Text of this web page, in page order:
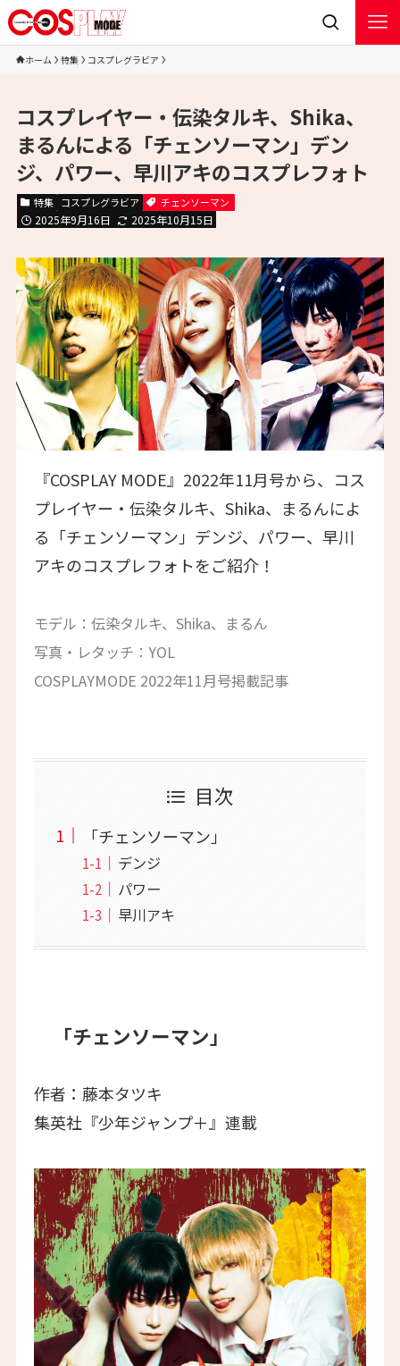
ホーム 特集 コスプレグラビア
コスプレイヤー・伝染タルキ、Shika、
まるんによる「チェンソーマン」デン
ジ、パワー、早川アキのコスプレフォト
特集 コスプレグラビア チェンソーマン
2025年9月16日 2025年10月15日
『COSPLAY MODE』2022年11月号から、コス
プレイヤー・伝染タルキ、Shika、まるんによ
る「チェンソーマン」デンジ、パワー、早川
アキのコスプレフォトをご紹介！
モデル：伝染タルキ、Shika、まるん
写真・レタッチ：YOL
COSPLAYMODE 2022年11月号掲載記事
目次
「チェンソーマン」
デンジ
パワー
早川アキ
「チェンソーマン」
作者：藤本タツキ
集英社『少年ジャンプ＋』連載